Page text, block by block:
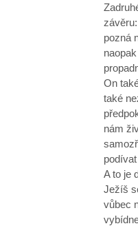
pozná
On
také
nám
A to je
Ježíš
vůbec